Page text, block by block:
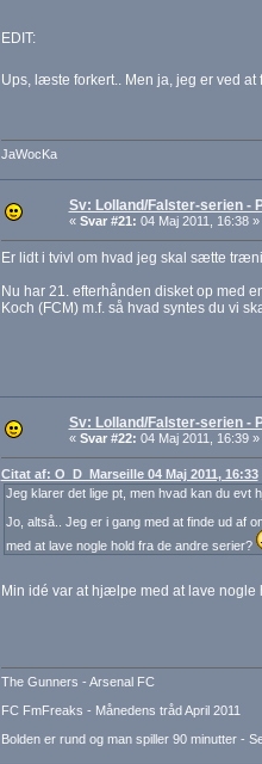
EDIT:
Ups, læste forkert.. Men ja, jeg er ved at
JaWocKa
Sv: Lolland/Falster-serien -
« Svar #21: 04 Maj 2011, 16:38 »
Er lidt i tvivl om hvad jeg skal sætte
Nu har 21. efterhånden disket op med
Koch (FCM) m.f. så hvad syntes du vi
Sv: Lolland/Falster-serien -
« Svar #22: 04 Maj 2011, 16:39 »
Citat af: O_D_Marseille 04 Maj 2011, 16:33
Jeg klarer det lige pt, men hvad kan du
Jo, altså.. Jeg er i gang med at finde ud af
med at lave nogle hold fra de andre serier?
Min idé var at hjælpe med at lave nogle
The Gunners - Arsenal FC
FC FmFreaks - Månedens tråd April 2011
Bolden er rund og man spiller 90 minutter -